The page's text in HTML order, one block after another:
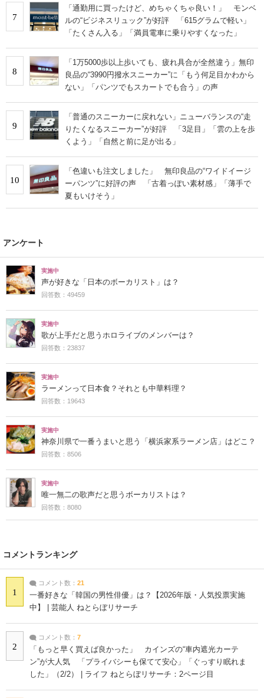
7
「通勤用に買ったけど、めちゃくちゃ良い！」 モンベ
ルの“ビジネスリュック”が好評 「615グラムで軽い」
「たくさん入る」「満員電車に乗りやすくなった」
8
「1万5000歩以上歩いても、疲れ具合が全然違う」無印
良品の“3990円撥水スニーカー”に「もう何足目かわから
ない」「パンツでもスカートでも合う」の声
9
「普通のスニーカーに戻れない」ニューバランスの“走
りたくなるスニーカー”が好評 「3足目」「雲の上を歩
くよう」「自然と前に足が出る」
10
「色違いも注文しました」 無印良品の“ワイドイージ
ーパンツ”に好評の声 「古着っぽい素材感」「薄手で
夏もいけそう」
アンケート
実施中
声が好きな「日本のボーカリスト」は？
回答数：49459
実施中
歌が上手だと思うホロライブのメンバーは？
回答数：23837
実施中
ラーメンって日本食？それとも中華料理？
回答数：19643
実施中
神奈川県で一番うまいと思う「横浜家系ラーメン店」はどこ？
回答数：8506
実施中
唯一無二の歌声だと思うボーカリストは？
回答数：8080
コメントランキング
1
コメント数： 21
一番好きな「韓国の男性俳優」は？【2026年版・人気投票実施
中】 | 芸能人 ねとらぼリサーチ
2
コメント数： 7
「もっと早く買えば良かった」 カインズの“車内遮光カーテ
ン”が大人気 「プライバシーも保てて安心」「ぐっすり眠れま
した」（2/2） | ライフ ねとらぼリサーチ：2ページ目